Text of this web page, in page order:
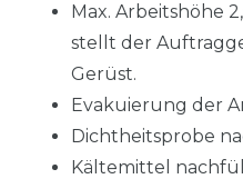
Max. Arbeitshöhe
stellt der
Gerüst.
Evakuierung der
Dichtheitsprobe
Kältemittel